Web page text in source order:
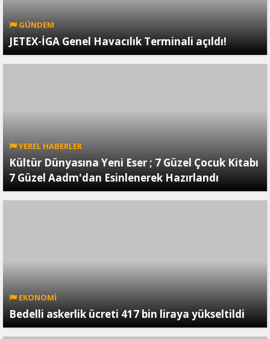
GÜNDEM
JETEX-İGA Genel Havacılık Terminali açıldı!
YEREL HABERLER
Kültür Dünyasına Yeni Eser ; 7 Güzel Çocuk Kitabı
7 Güzel Aadm'dan Esinlenerek Hazırlandı
EKONOMİ
Bedelli askerlik ücreti 417 bin liraya yükseltildi